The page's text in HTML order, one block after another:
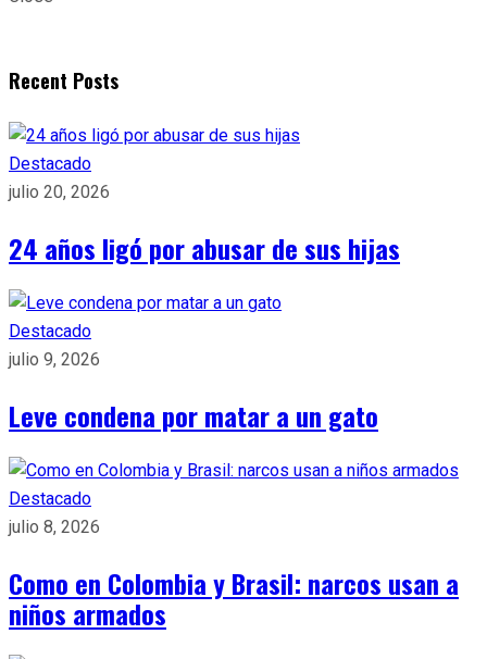
Recent Posts
Destacado
julio 20, 2026
24 años ligó por abusar de sus hijas
Destacado
julio 9, 2026
Leve condena por matar a un gato
Destacado
julio 8, 2026
Como en Colombia y Brasil: narcos usan a
niños armados